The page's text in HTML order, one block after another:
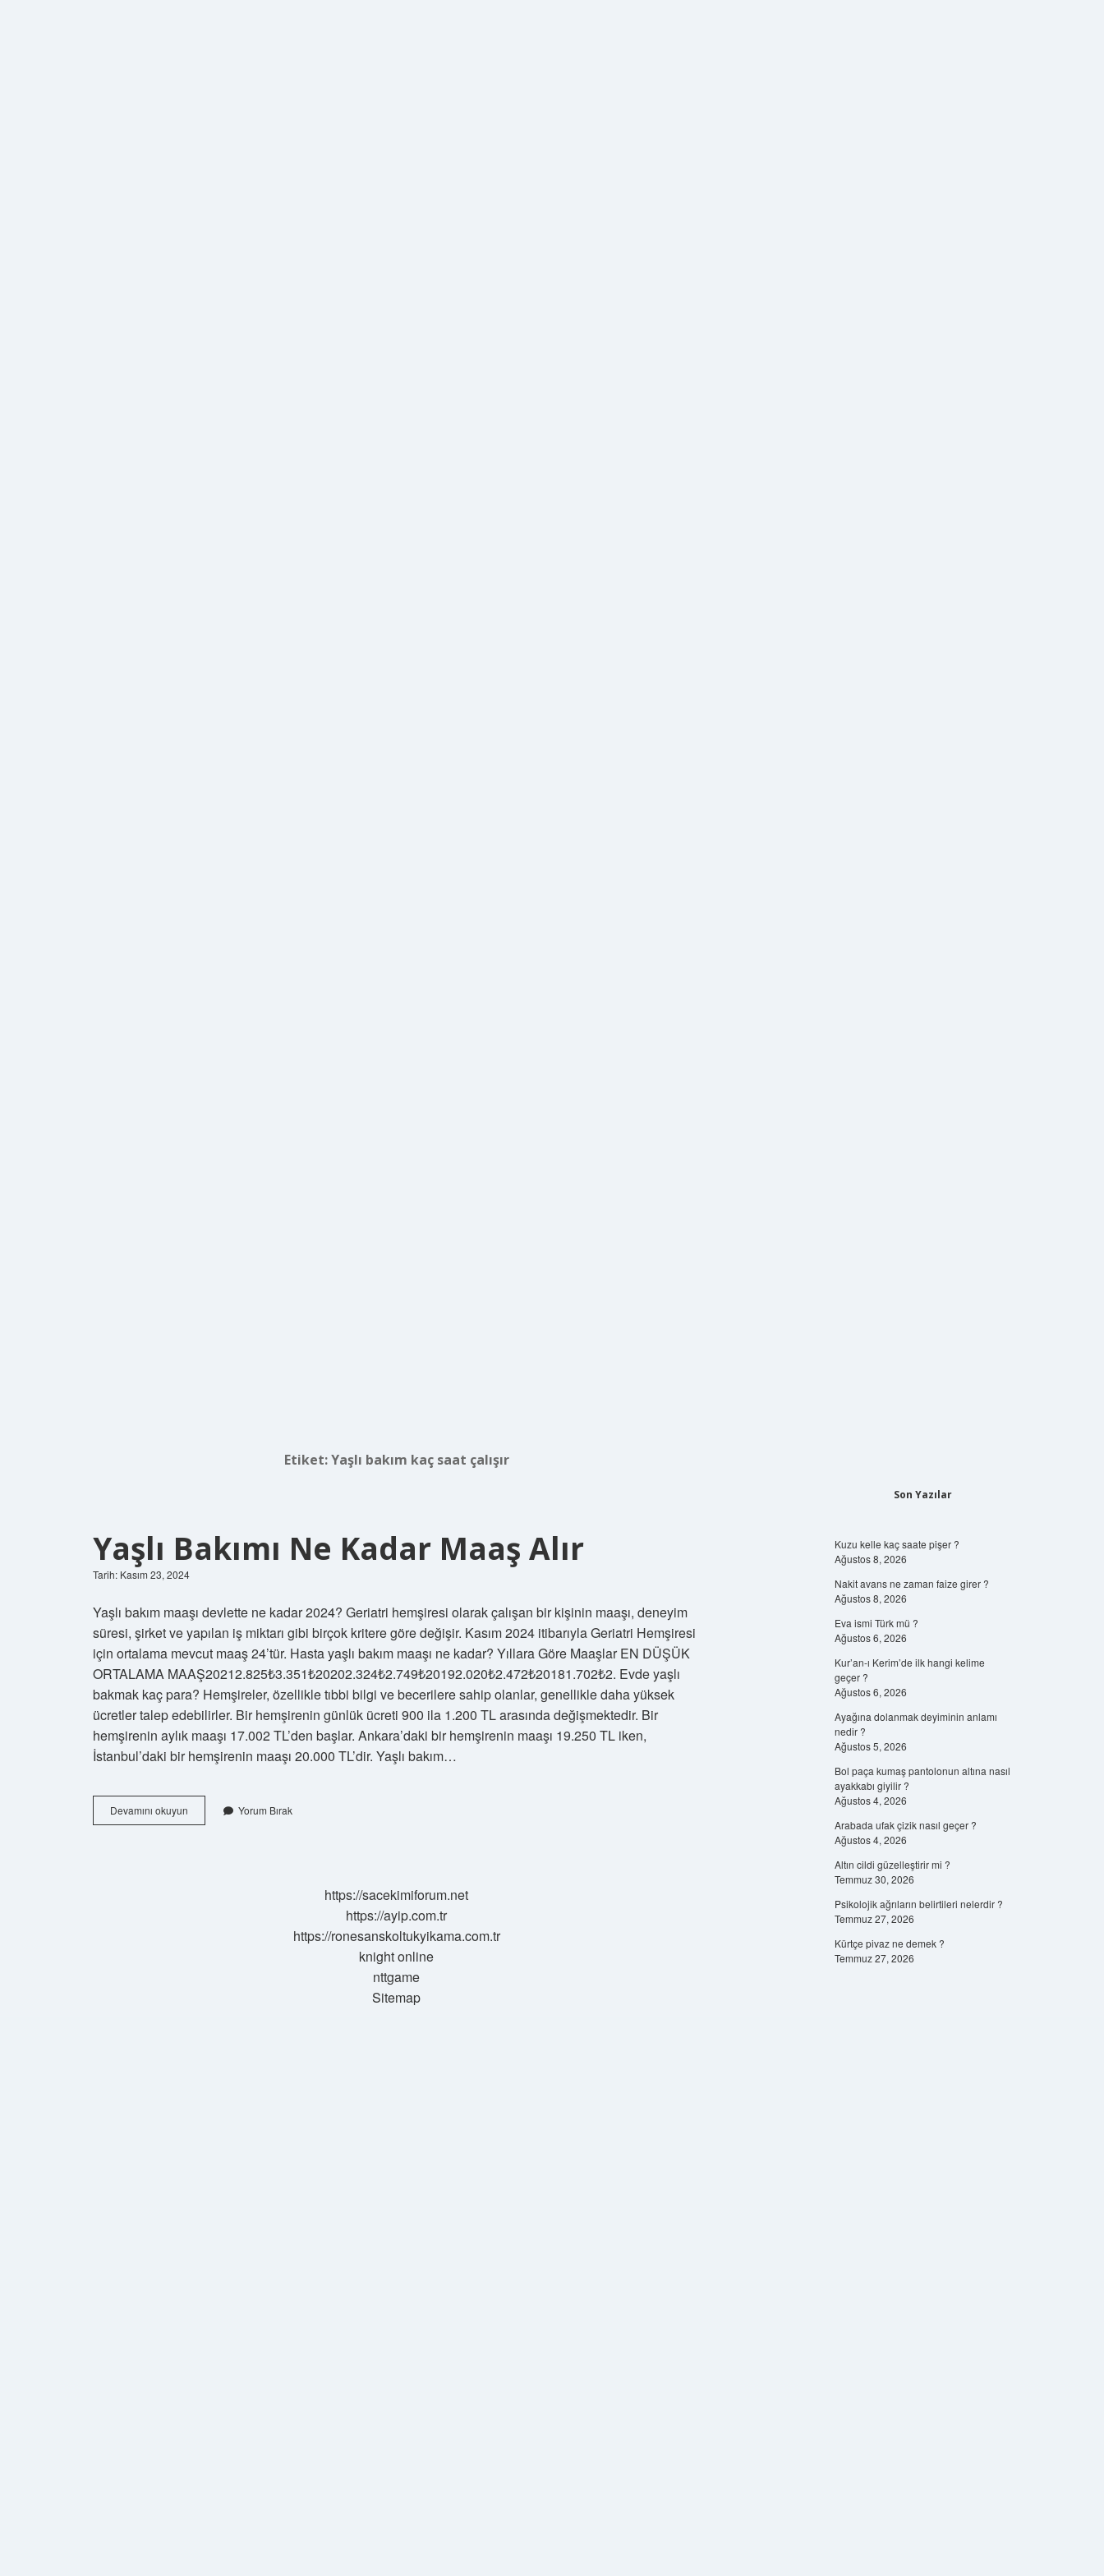
Etiket:Yaşlı bakım kaç saat çalışır
Yaşlı Bakımı Ne Kadar Maaş Alır
Tarih: Kasım 23, 2024
Yaşlı bakım maaşı devlette ne kadar 2024? Geriatri hemşiresi olarak çalışan bir kişinin maaşı, deneyim
süresi, şirket ve yapılan iş miktarı gibi birçok kritere göre değişir. Kasım 2024 itibarıyla Geriatri Hemşiresi
için ortalama mevcut maaş 24’tür. Hasta yaşlı bakım maaşı ne kadar? Yıllara Göre Maaşlar EN DÜŞÜK
ORTALAMA MAAŞ20212.825₺3.351₺20202.324₺2.749₺20192.020₺2.472₺20181.702₺2. Evde yaşlı
bakmak kaç para? Hemşireler, özellikle tıbbi bilgi ve becerilere sahip olanlar, genellikle daha yüksek
ücretler talep edebilirler. Bir hemşirenin günlük ücreti 900 ila 1.200 TL arasında değişmektedir. Bir
hemşirenin aylık maaşı 17.002 TL’den başlar. Ankara’daki bir hemşirenin maaşı 19.250 TL iken,
İstanbul’daki bir hemşirenin maaşı 20.000 TL’dir. Yaşlı bakım…
Devamını okuyun
Bakımı
Yorum Bırak
https://sacekimiforum.net
https://ayip.com.tr
https://ronesanskoltukyikama.com.tr
knight online
nttgame
Sitemap
Son Yazılar
Kuzu kelle kaç saate pişer ?
Ağustos 8, 2026
Nakit avans ne zaman faize girer ?
Ağustos 8, 2026
Eva ismi Türk mü ?
Ağustos 6, 2026
Kur’an-ı Kerim’de ilk hangi kelime
geçer ?
Ağustos 6, 2026
Ayağına dolanmak deyiminin anlamı
nedir ?
Ağustos 5, 2026
Bol paça kumaş pantolonun altına nasıl
ayakkabı giyilir ?
Ağustos 4, 2026
Arabada ufak çizik nasıl geçer ?
Ağustos 4, 2026
Altın cildi güzelleştirir mi ?
Temmuz 30, 2026
Psikolojik ağrıların belirtileri nelerdir ?
Temmuz 27, 2026
Kürtçe pivaz ne demek ?
Temmuz 27, 2026